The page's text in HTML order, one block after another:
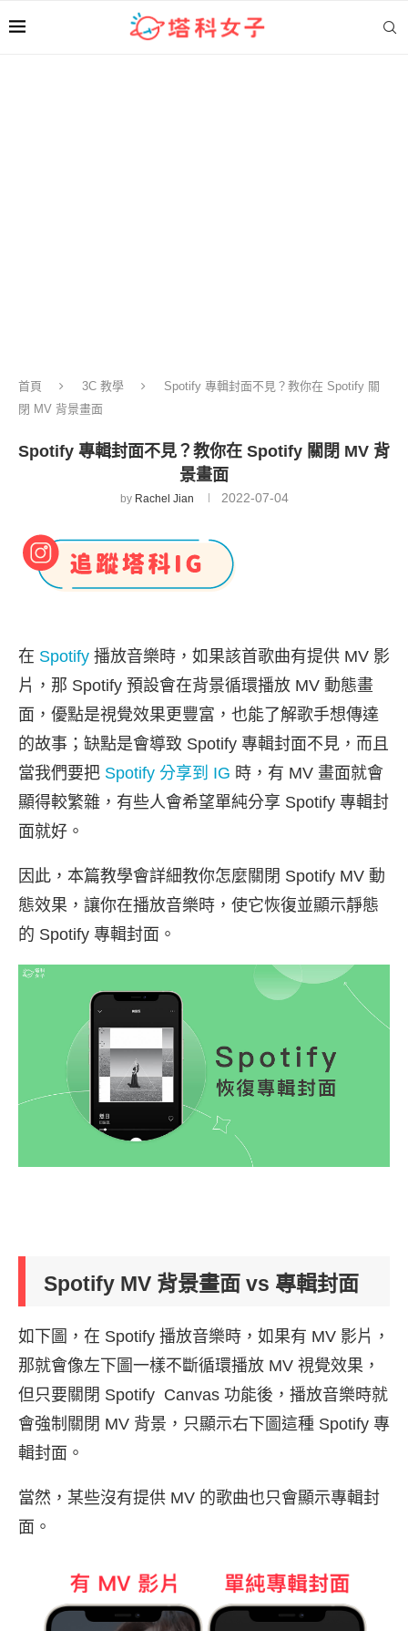
首頁 3C 教學
Spotify 專輯封面不見？教你在 Spotify 關
閉 MV 背景畫面
Spotify 專輯封面不見？教你在 Spotify 關閉 MV 背
景畫面
by Rachel Jian 2022-07-04
在 Spotify 播放音樂時，如果該首歌曲有提供 MV 影
片，那 Spotify 預設會在背景循環播放 MV 動態畫
面，優點是視覺效果更豐富，也能了解歌手想傳達
的故事；缺點是會導致 Spotify 專輯封面不見，而且
當我們要把 Spotify 分享到 IG 時，有 MV 畫面就會
顯得較繁雜，有些人會希望單純分享 Spotify 專輯封
面就好。
因此，本篇教學會詳細教你怎麼關閉 Spotify MV 動
態效果，讓你在播放音樂時，使它恢復並顯示靜態
的 Spotify 專輯封面。
Spotify MV 背景畫面 vs 專輯封面
如下圖，在 Spotify 播放音樂時，如果有 MV 影片，
那就會像左下圖一樣不斷循環播放 MV 視覺效果，
但只要關閉 Spotify Canvas 功能後，播放音樂時就
會強制關閉 MV 背景，只顯示右下圖這種 Spotify 專
輯封面。
當然，某些沒有提供 MV 的歌曲也只會顯示專輯封
面。